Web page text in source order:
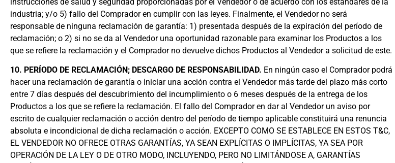
industria; y/o 5) fallo del Comprador en cumplir con las leyes. Finalmente, el Vendedor no será
responsable de ninguna reclamación de garantía: 1) presentada después de la expiración del período de
reclamación; o 2) si no se da al Vendedor una oportunidad razonable para examinar los Productos a los
que se refiere la reclamación y el Comprador no devuelve dichos Productos al Vendedor a solicitud de este.
10. PERÍODO DE RECLAMACIÓN; DESCARGO DE RESPONSABILIDAD. En ningún caso el Comprador podrá
hacer una reclamación de garantía o iniciar una acción contra el Vendedor más tarde del plazo más corto
entre 7 días después del descubrimiento del incumplimiento o 6 meses después de la entrega de los
Productos a los que se refiere la reclamación. El fallo del Comprador en dar al Vendedor un aviso por
escrito de cualquier reclamación o acción dentro del período de tiempo aplicable constituirá una renuncia
absoluta e incondicional de dicha reclamación o acción. EXCEPTO COMO SE ESTABLECE EN ESTOS T&C,
EL VENDEDOR NO OFRECE OTRAS GARANTÍAS, YA SEAN EXPLÍCITAS O IMPLÍCITAS, YA SEA POR
OPERACIÓN DE LA LEY O DE OTRO MODO, INCLUYENDO, PERO NO LIMITÁNDOSE A, GARANTÍAS